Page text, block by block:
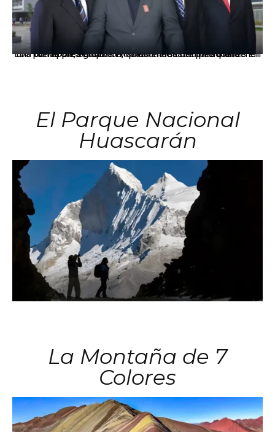
Los principales grupos empresariales del país mantienen una fuerte presencia en Áncash mediante inversiones en comercio, educación, salud e industria pesquera.
El Parque Nacional
Huascarán
La Montaña de 7
Colores